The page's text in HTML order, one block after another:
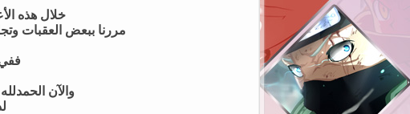
خلال هذه
مررنا ببعض العقبات
ففي
والآن